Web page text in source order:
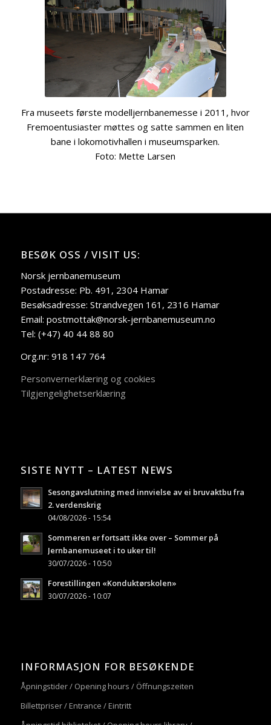
Fra museets første modelljernbanemesse i 2011, hvor
Fremoentusiaster møttes og satte sammen en liten
bane i lokomotivhallen i museumsparken.
Foto: Mette Larsen
BESØK OSS / VISIT US:
Norsk jernbanemuseum
Postadresse: Pb. 491, 2304 Hamar
Besøksadresse: Strandvegen 161, 2316 Hamar
Email: postmottak@norsk-jernbanemuseum.no
Tel: (+47) 40 44 88 80
Org.nr: 918 147 764
Personvernerklæring og cookies
Tilgjengelighetserklæring
SISTE NYTT – LATEST NEWS
Sesongavslutning med innvielse av ei bruvaktbu fra
2. verdenskrig
04/08/2026 - 15:54
Sommeren er fortsatt ikke over – Sommer på
Jernbanemuseet i to uker til!
30/07/2026 - 10:50
Forestillingen «Konduktørskolen»
30/07/2026 - 10:07
INFORMASJON FOR BESØKENDE
Åpningstider / Opening hours / Öffnungszeiten
Billettpriser / Entrance / Eintritt